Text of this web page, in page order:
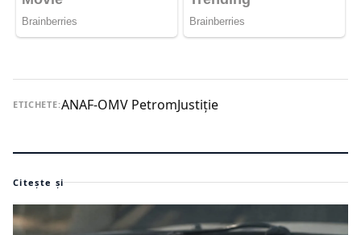
ETICHETE:ANAF-OMV PetromJustiţie
Citește și